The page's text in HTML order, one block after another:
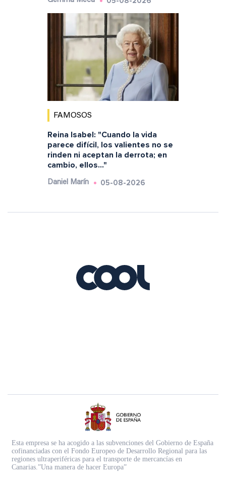
FAMOSOS
Reina Isabel: "Cuando la vida
parece difícil, los valientes no se
rinden ni aceptan la derrota; en
cambio, ellos..."
Daniel Marín 05-08-2026
Esta empresa se ha acogido a las subvenciones del Gobierno de España
cofinanciadas con el Fondo Europeo de Desarrollo Regional para las
regiones ultraperiféricas para el transporte de mercancías en
Canarias.”Una manera de hacer Europa”